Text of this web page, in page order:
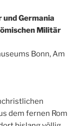
und Germania
Militär
Bonn, Am
dem fernen Rom